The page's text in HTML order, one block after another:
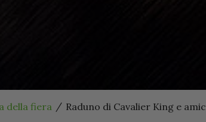
della fiera Raduno di Cavalier King e